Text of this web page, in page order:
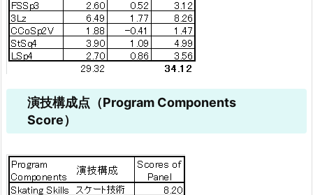
演技構成点（Program Components
Score）